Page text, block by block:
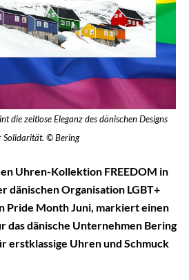
die zeitlose Eleganz des dänischen Designs
Solidarität. © Bering
Uhren-Kollektion FREEDOM in
dänischen Organisation LGBT+
Pride Month Juni, markiert einen
das dänische Unternehmen Bering
erstklassige Uhren und Schmuck